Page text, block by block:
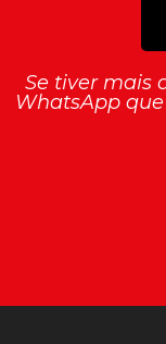
Se tiver mais
WhatsApp